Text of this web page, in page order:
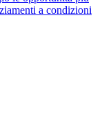
a condizioni